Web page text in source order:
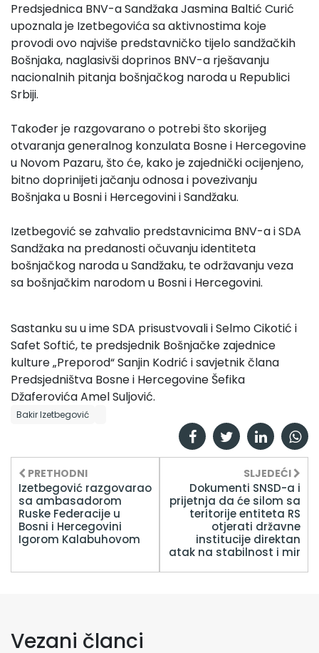
Predsjednica BNV-a Sandžaka Jasmina Baltić Curić
upoznala je Izetbegovića sa aktivnostima koje
provodi ovo najviše predstavničko tijelo sandžačkih
Bošnjaka, naglasivši doprinos BNV-a rješavanju
nacionalnih pitanja bošnjačkog naroda u Republici
Srbiji.
Također je razgovarano o potrebi što skorijeg
otvaranja generalnog konzulata Bosne i Hercegovine
u Novom Pazaru, što će, kako je zajednički ocijenjeno,
bitno doprinijeti jačanju odnosa i povezivanju
Bošnjaka u Bosni i Hercegovini i Sandžaku.
Izetbegović se zahvalio predstavnicima BNV-a i SDA
Sandžaka na predanosti očuvanju identiteta
bošnjačkog naroda u Sandžaku, te održavanju veza
sa bošnjačkim narodom u Bosni i Hercegovini.
Sastanku su u ime SDA prisustvovali i Selmo Cikotić i
Safet Softić, te predsjednik Bošnjačke zajednice
kulture „Preporod“ Sanjin Kodrić i savjetnik člana
Predsjedništva Bosne i Hercegovine Šefika
Džaferovića Amel Suljović.
Bakir Izetbegović
PRETHODNI
Izetbegović razgovarao
sa ambasadorom
Ruske Federacije u
Bosni i Hercegovini
Igorom Kalabuhovom
SLJEDEĆI
Dokumenti SNSD-a i
prijetnja da će silom sa
teritorije entiteta RS
otjerati državne
institucije direktan
atak na stabilnost i mir
Vezani članci